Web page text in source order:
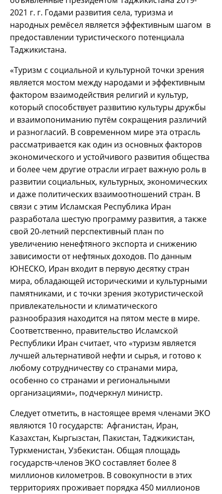
2021 г. г. Годами развития села, туризма и
народных ремёсел является эффективным шагом в
предоставлении туристического потенциала
Таджикистана.
«Туризм с социальной и культурной точки зрения
является мостом между народами и эффективным
фактором взаимодействия религий и культур,
который способствует развитию культуры дружбы
и взаимопониманию путём сокращения различий
и разногласий. В современном мире эта отрасль
рассматривается как один из основных факторов
экономического и устойчивого развития общества
и более чем другие отрасли играет важную роль в
развитии социальных, культурных, экономических
и даже политических взаимоотношений стран. В
связи с этим Исламская Республика Иран
разработала шестую программу развития, а также
свой 20-летний перспективный план по
увеличению ненефтяного экспорта и снижению
зависимости от нефтяных доходов. По данным
ЮНЕСКО, Иран входит в первую десятку стран
мира, обладающей историческими и культурными
памятниками, и с точки зрения экотуристической
привлекательности и климатического
разнообразия находится на пятом месте в мире.
Соответственно, правительство Исламской
Республики Иран считает, что «туризм является
лучшей альтернативой нефти и сырья, и готово к
любому сотрудничеству со странами мира,
особенно со странами и региональными
организациями», подчеркнул министр.
Следует отметить, в настоящее время членами ЭКО
являются 10 государств: Афганистан, Иран,
Казахстан, Кыргызстан, Пакистан, Таджикистан,
Туркменистан, Узбекистан. Общая площадь
государств-членов ЭКО составляет более 8
миллионов километров. В совокупности в этих
территориях проживает порядка 450 миллионов